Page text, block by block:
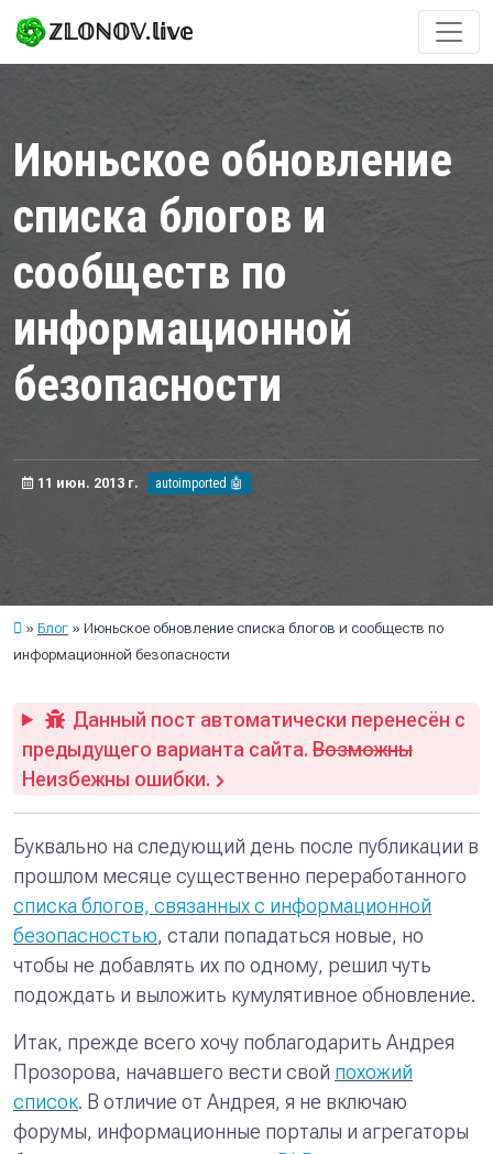
ℤ𝕃𝕆ℕ𝕆𝕍.𝕝𝕚𝕧𝕖
Июньское обновление
списка блогов и
сообществ по
информационной
безопасности
11 июн. 2013 г. autoimported 🤖
Блог
Июньское обновление списка блогов и сообществ по
информационной безопасности
Данный пост автоматически перенесён с
предыдущего варианта сайта. Возможны
Неизбежны ошибки.
Буквально на следующий день после публикации в
прошлом месяце существенно переработанного
списка блогов, связанных с информационной
безопасностью, стали попадаться новые, но
чтобы не добавлять их по одному, решил чуть
подождать и выложить кумулятивное обновление.
Итак, прежде всего хочу поблагодарить Андрея
Прозорова, начавшего вести свой похожий
список. В отличие от Андрея, я не включаю
форумы, информационные порталы и агрегаторы